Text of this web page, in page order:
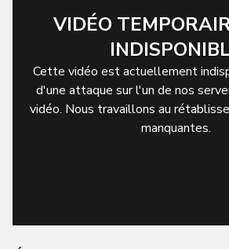
VIDÉO
Cette vidéo est actuellement
d'une attaque sur l'un de nos
vidéo. Nous travaillons au
manquantes.